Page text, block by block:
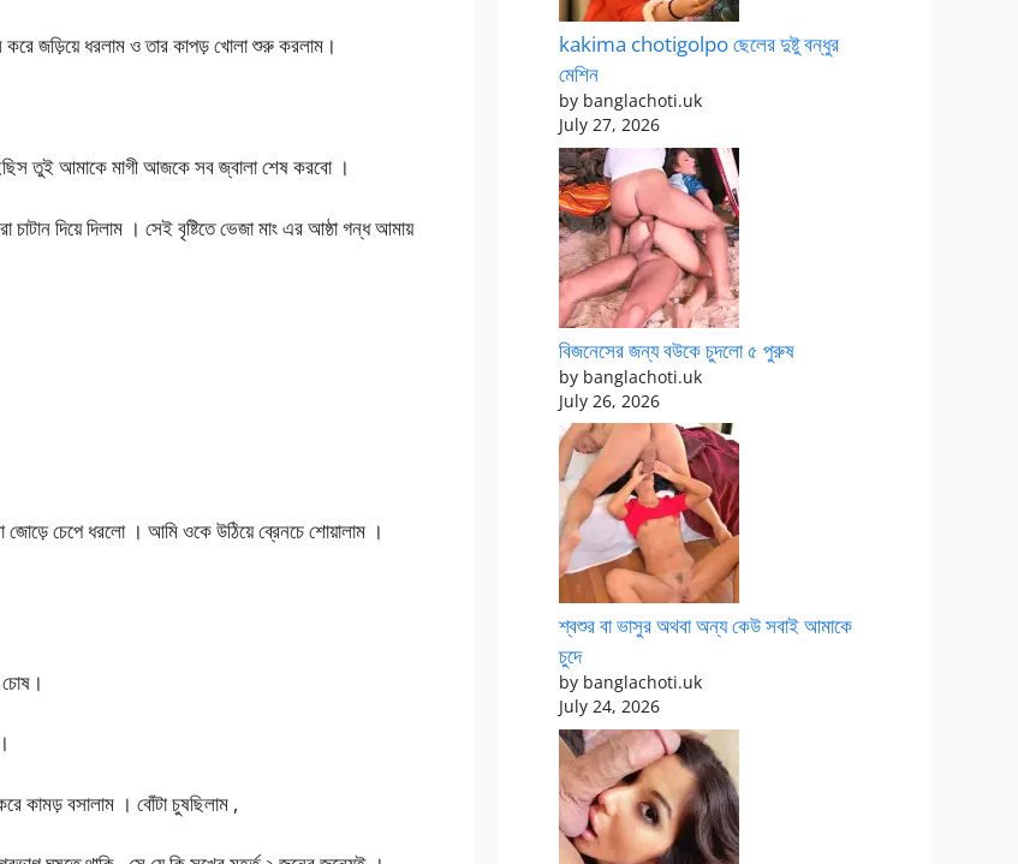
করে জড়িয়ে ধরলাম ও তার কাপড় খোলা শুরু করলাম।
তুই আমাকে মাগী আজকে সব জ্বালা শেষ করবো ।
দিয়ে দিলাম । সেই বৃষ্টিতে ভেজা মাং এর আষ্ঠা গন্ধ আমায়
জোড়ে চেপে ধরলো । আমি ওকে উঠিয়ে ব্রেনচে শোয়ালাম ।
কামড় বসালাম । বোঁটা চুষছিলাম ,
kakima chotigolpo ছেলের দুষ্টু বন্ধুর
মেশিন
by banglachoti.uk
July 27, 2026
বিজনেসের জন্য বউকে চুদলো ৫ পুরুষ
by banglachoti.uk
July 26, 2026
শ্বশুর বা ভাসুর অথবা অন্য কেউ সবাই আমাকে
চুদে
by banglachoti.uk
July 24, 2026